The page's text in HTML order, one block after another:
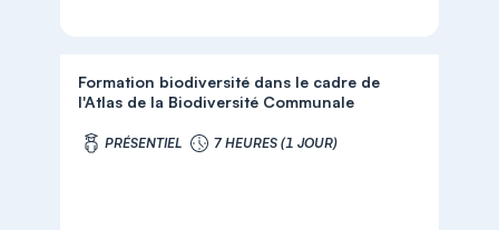
Formation biodiversité dans le cadre de
l'Atlas de la Biodiversité Communale
PRÉSENTIEL 7 HEURES (1 JOUR)